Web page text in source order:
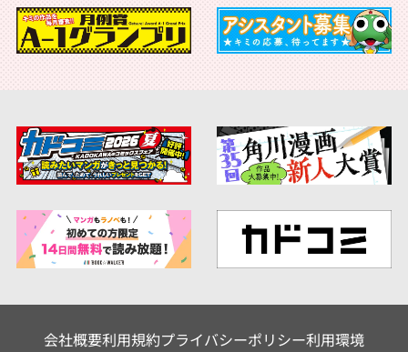
会社概要利用規約プライバシーポリシー利用環境